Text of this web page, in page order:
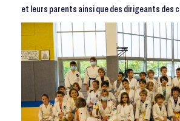
et leurs parents ainsi que des dirigeants des